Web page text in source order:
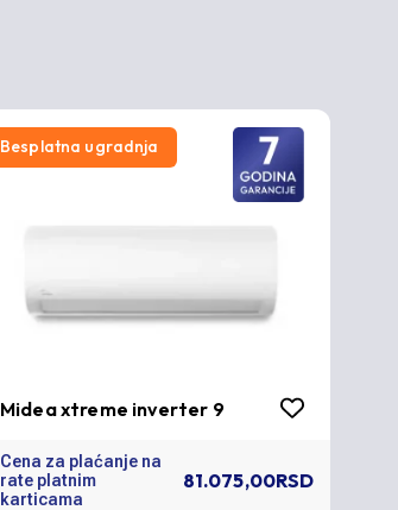
Besplatna ugradnja
Midea xtreme inverter 9
Cena za plaćanje na
rate platnim
karticama
81.075,00RSD